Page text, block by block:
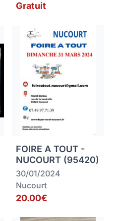
Gratuit
FOIRE A TOUT -
NUCOURT (95420)
30/01/2024
Nucourt
20.00€